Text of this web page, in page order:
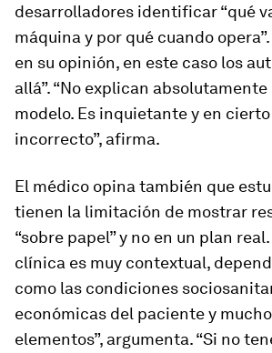
desarrolladores identificar “qué
máquina y por qué cuando
en su opinión, en este caso los
allá”. “No explican absolutamente
modelo. Es inquietante y en
incorrecto”, afirma.
El médico opina también que
tienen la limitación de mostrar
“sobre papel” y no en un plan
clínica es muy contextual,
como las condiciones
económicas del paciente y
elementos”, argumenta. “Si no